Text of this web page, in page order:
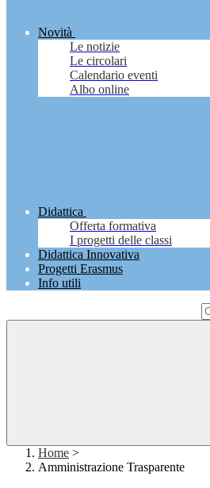
Novità
Le notizie
Le circolari
Calendario eventi
Albo online
Didattica
Offerta formativa
I progetti delle classi
Didattica Innovativa
Progetti Erasmus
Info utili
Home >
Amministrazione Trasparente